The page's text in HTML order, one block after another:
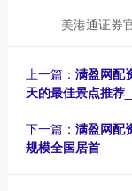
美港通证券
上一篇： 满盈网配
天的最佳景点推荐
下一篇： 满盈网配
规模全国居首